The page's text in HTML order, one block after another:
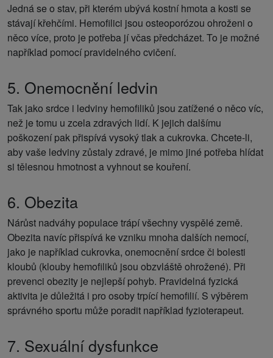
Jedná se o stav, při kterém ubývá kostní hmota a kosti se
stávají křehčími. Hemofilici jsou osteoporózou ohroženi o
něco více, proto je potřeba jí včas předcházet. To je možné
například pomocí pravidelného cvičení.
5. Onemocnění ledvin
Tak jako srdce i ledviny hemofiliků jsou zatížené o něco víc,
než je tomu u zcela zdravých lidí. K jejich dalšímu
poškození pak přispívá vysoký tlak a cukrovka. Chcete-li,
aby vaše ledviny zůstaly zdravé, je mimo jiné potřeba hlídat
si tělesnou hmotnost a vyhnout se kouření.
6. Obezita
Nárůst nadváhy populace trápí všechny vyspělé země.
Obezita navíc přispívá ke vzniku mnoha dalších nemocí,
jako je například cukrovka, onemocnění srdce či bolesti
kloubů (klouby hemofiliků jsou obzvláště ohrožené). Při
prevenci obezity je nejlepší pohyb. Pravidelná fyzická
aktivita je důležitá i pro osoby trpící hemofilií. S výběrem
správného sportu může poradit například fyzioterapeut.
7. Sexuální dysfunkce